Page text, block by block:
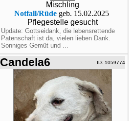
Mischling
Notfall/Rüdegeb. 15.02.2025
Pflegestelle gesucht
Update: Gottseidank, die lebensrettende
Patenschaft ist da, vielen lieben Dank.
Sonniges Gemüt und ...
Candela6 ID: 1059774